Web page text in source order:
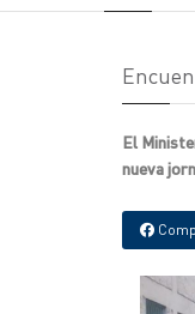
El
nueva